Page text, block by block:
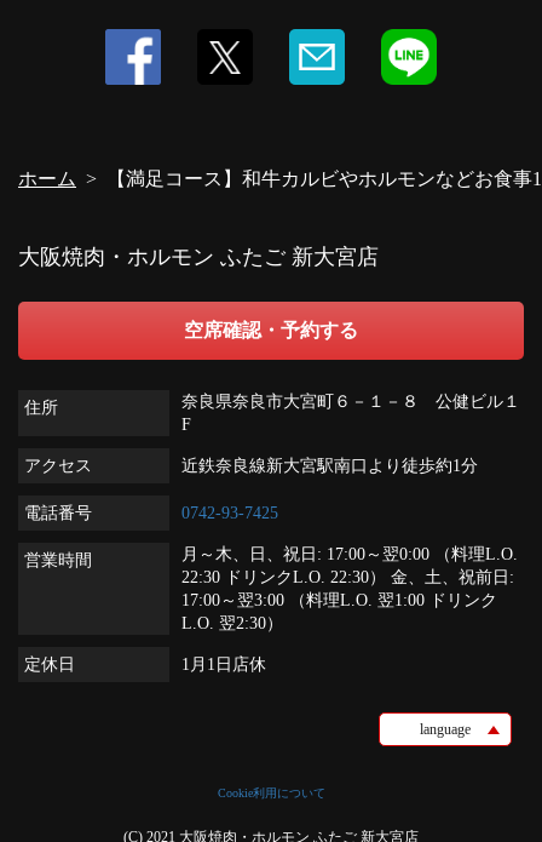
ホーム 【満足コース】和牛カルビやホルモンなどお食事
大阪焼肉・ホルモン ふたご 新大宮店
空席確認・予約する
住所
奈良県奈良市大宮町６－１－８ 公健ビル１
F
アクセス 近鉄奈良線新大宮駅南口より徒歩約1分
電話番号 0742-93-7425
営業時間
月～木、日、祝日: 17:00～翌0:00 （料理L.O.
22:30 ドリンクL.O. 22:30） 金、土、祝前日:
17:00～翌3:00 （料理L.O. 翌1:00 ドリンク
L.O. 翌2:30）
定休日 1月1日店休
language
Cookie利用について
(C) 2021 大阪焼肉・ホルモン ふたご 新大宮店